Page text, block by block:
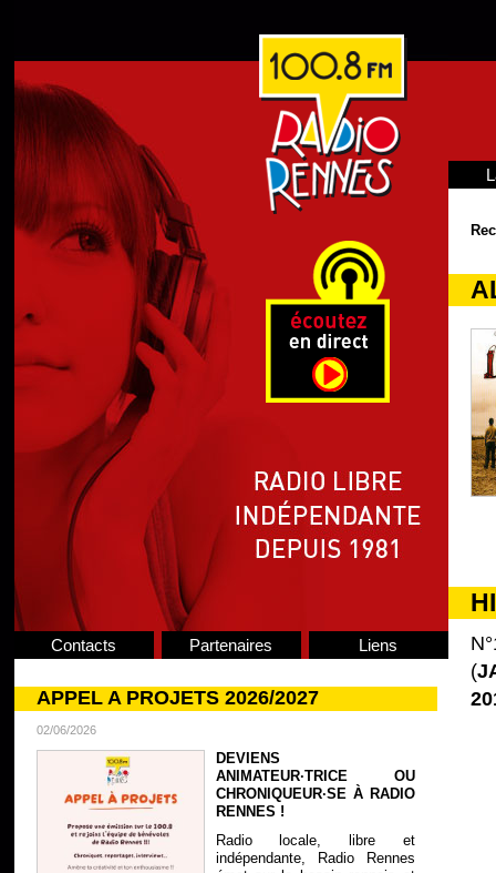
Contacts Partenaires Liens
APPEL A PROJETS 2026/2027
02/06/2026
DEVIENS
ANIMATEUR·TRICE OU
CHRONIQUEUR·SE À RADIO
RENNES !
Radio locale, libre et
indépendante, Radio Rennes
(